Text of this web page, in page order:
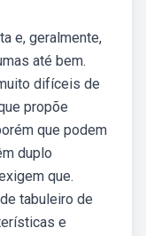
e, geralmente,
até bem.
difíceis de
propõe
que podem
duplo
que.
tabuleiro de
e